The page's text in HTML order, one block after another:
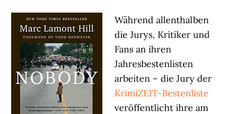
Während allenthalben
die Jurys, Kritiker und
Fans an ihren
Jahresbestenlisten
arbeiten – die Jury der
KrimiZEIT-Bestenliste
veröffentlicht ihre am